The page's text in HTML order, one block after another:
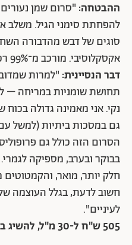
ההבטחה: "סרום שמן נעורים
להפחתת סימני הגיל. משלב
סוגים של דבש מהדבורה
אקסקלוסיבי. מורכב מ־99% רכיבים ממקור טבעי".
דבר הנסיינית: "למרות
תחושת שומניות במריחה –
נקי. אני מאמינה גדולה
גם במסכות ביתיות (למשל
הסרום הזה כולל גם
בבוקר ובערב, מספיקה
חלק יותר, מואר,
חשוב לדעת, בגלל העוצמה
לעיניים".
505 ש"ח ל-30 מ"ל, להשיג ברשתות הנבחרות